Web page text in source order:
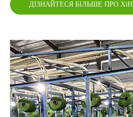
ДІЗНАЙТЕСЯ БІЛЬШЕ ПРО